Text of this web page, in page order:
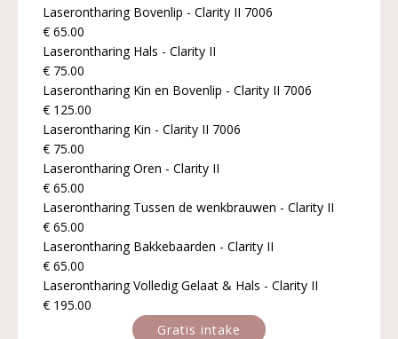
Laserontharing Bovenlip - Clarity II 7006
€ 65.00
Laserontharing Hals - Clarity II
€ 75.00
Laserontharing Kin en Bovenlip - Clarity II 7006
€ 125.00
Laserontharing Kin - Clarity II 7006
€ 75.00
Laserontharing Oren - Clarity II
€ 65.00
Laserontharing Tussen de wenkbrauwen - Clarity II
€ 65.00
Laserontharing Bakkebaarden - Clarity II
€ 65.00
Laserontharing Volledig Gelaat & Hals - Clarity II
€ 195.00
Gratis intake